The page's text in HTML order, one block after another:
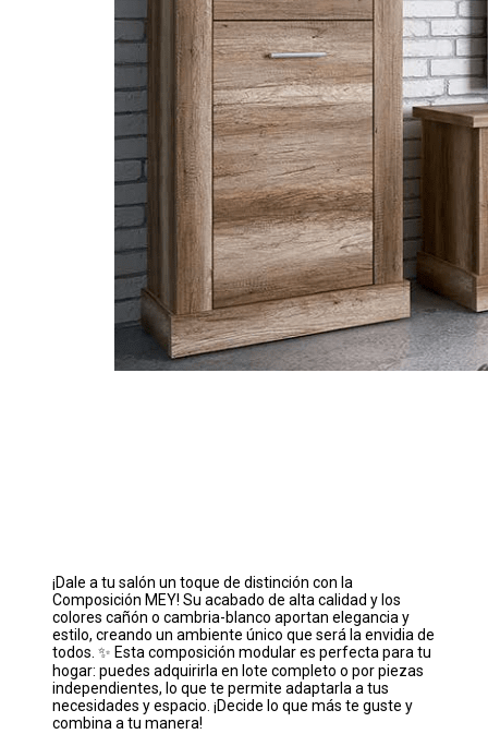
¡Dale a tu salón un toque de distinción con la
Composición MEY! Su acabado de alta calidad y los
colores cañón o cambria-blanco aportan elegancia y
estilo, creando un ambiente único que será la envidia de
todos. ✨ Esta composición modular es perfecta para tu
hogar: puedes adquirirla en lote completo o por piezas
independientes, lo que te permite adaptarla a tus
necesidades y espacio. ¡Decide lo que más te guste y
combina a tu manera! ️